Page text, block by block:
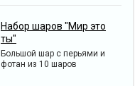
Набор шаров "Мир это
ты"
Большой шар с перьями и
фотан из 10 шаров